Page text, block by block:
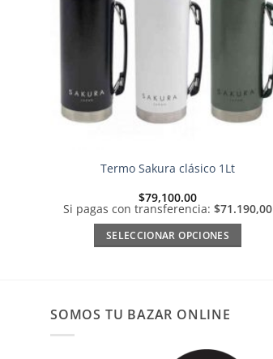
Termo Sakura clásico 1Lt
$79,100.00
Si pagas con transferencia: $71.190,00
SELECCIONAR OPCIONES
múltiples
SOMOS TU BAZAR ONLINE